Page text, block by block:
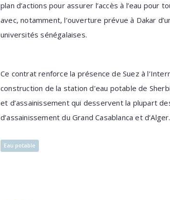
plan d’actions pour assurer l’accès à l’eau pour
avec, notamment, l’ouverture prévue à Dakar
universités sénégalaises.
Ce contrat renforce la présence de Suez à
construction de la station d’eau potable de
et d’assainissement qui desservent la plupart
d’assainissement du Grand Casablanca et d’Alger.
Eau potable